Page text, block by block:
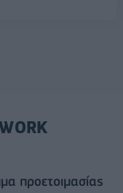
προετοιμασίας